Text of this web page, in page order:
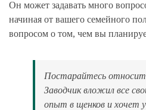
Он может задавать много
начиная от вашего семейного
вопросом о том, чем вы
Постарайтесь
Заводчик вложил все
опыт в щенков и хочет